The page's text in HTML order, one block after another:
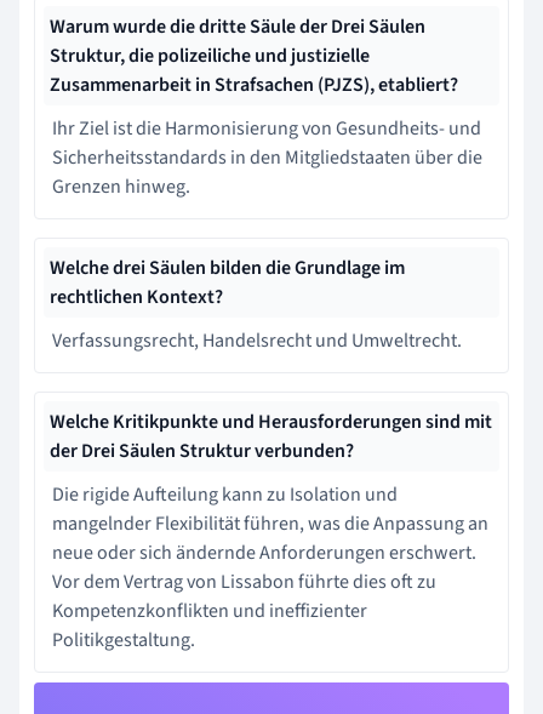
Warum wurde die dritte Säule der Drei Säulen
Struktur, die polizeiliche und justizielle
Zusammenarbeit in Strafsachen (PJZS), etabliert?
Ihr Ziel ist die Harmonisierung von Gesundheits- und
Sicherheitsstandards in den Mitgliedstaaten über die
Grenzen hinweg.
Welche drei Säulen bilden die Grundlage im
rechtlichen Kontext?
Verfassungsrecht, Handelsrecht und Umweltrecht.
Welche Kritikpunkte und Herausforderungen sind mit
der Drei Säulen Struktur verbunden?
Die rigide Aufteilung kann zu Isolation und
mangelnder Flexibilität führen, was die Anpassung an
neue oder sich ändernde Anforderungen erschwert.
Vor dem Vertrag von Lissabon führte dies oft zu
Kompetenzkonflikten und ineffizienter
Politikgestaltung.